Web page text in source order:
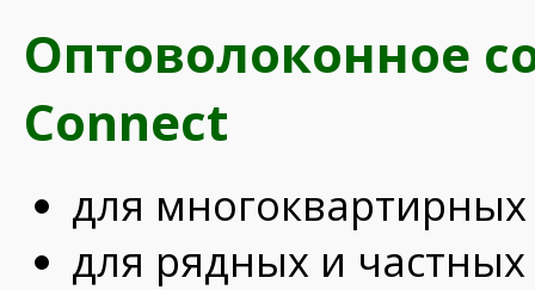
Оптоволоконное
Connect
для
для рядных и